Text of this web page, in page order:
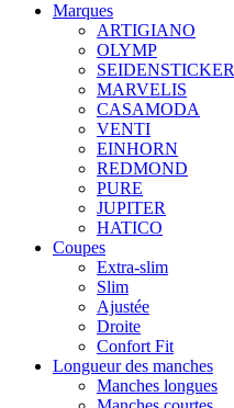
Marques
ARTIGIANO
OLYMP
SEIDENSTICKER
MARVELIS
CASAMODA
VENTI
EINHORN
REDMOND
PURE
JUPITER
HATICO
Coupes
Extra-slim
Slim
Ajustée
Droite
Confort Fit
Longueur des manches
Manches longues